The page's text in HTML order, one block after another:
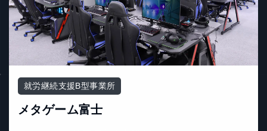
就労継続支援B型事業所
メタゲーム富士